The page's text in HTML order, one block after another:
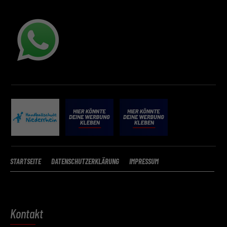
STARTSEITE DATENSCHUTZERKLÄRUNG IMPRESSUM
Kontakt
Cookies einverstanden. Wir bitten dich um Verständnis, dass du ohne
Zustimmung zur Cookie-Verwendung unser Angebot nicht nutzen
Wenn du unter 16 Jahre alt bist und deine Zustimmung zu freiwilligen
Diensten geben möchtest, musst du deine Erziehungsberechtigten um
Informationen anzeigen lassen und so nur bestimmte Cookies
auswählen.
Datenschutzeinstellungen
Essenziell (2)